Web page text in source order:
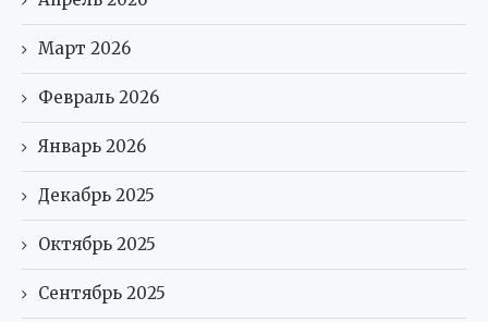
Март 2026
Февраль 2026
Январь 2026
Декабрь 2025
Октябрь 2025
Сентябрь 2025